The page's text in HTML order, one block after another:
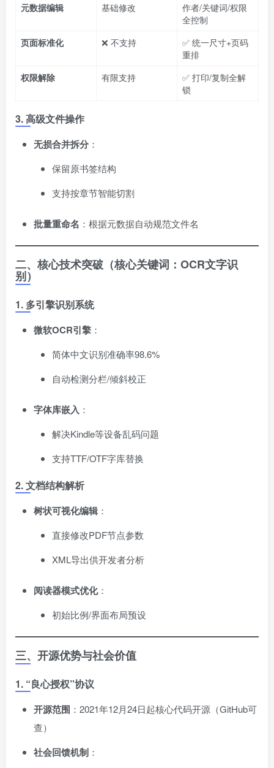
元数据编辑
基础修改
作者/关键词/权限
全控制
页面标准化
❌ 不支持
✅ 统一尺寸+页码
重排
权限解除
有限支持
✅ 打印/复制全解
锁
3. 高级文件操作
无损合并拆分 ​：
保留原书签结构
支持按章节智能切割
批量重命名 ​：根据元数据自动规范文件名
二、核心技术突破（核心关键词：OCR文字识
别）​
1. 多引擎识别系统
微软OCR引擎 ​：
简体中文识别准确率98.6%
自动检测分栏/倾斜校正
字体库嵌入 ​：
解决Kindle等设备乱码问题
支持TTF/OTF字库替换
2. 文档结构解析
树状可视化编辑​：
直接修改PDF节点参数
XML导出供开发者分析
阅读器模式优化​：
初始比例/界面布局预设
三、开源优势与社会价值
1. “良心授权”协议
开源范围 ​：2021年12月24日起核心代码开源（GitHub可
查）
社会回馈机制 ​：